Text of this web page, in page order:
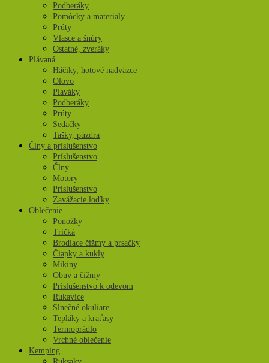
Podberáky
Pomôcky a materialy
Prúty
Vlasce a šnúry
Ostatné, zveráky
Plávaná
Háčiky, hotové nadväzce
Olovo
Plaváky
Podberáky
Prúty
Sedačky
Tašky, púzdra
Člny a príslušenstvo
Príslušenstvo
Člny
Motory
Príslušenstvo
Zavážacie loďky
Oblečenie
Ponožky
Tričká
Brodiace čižmy a prsačky
Čiapky a kukly
Mikiny
Obuv a čižmy
Príslušenstvo k odevom
Rukavice
Slnečné okuliare
Tepláky a kraťasy
Termoprádlo
Vrchné oblečenie
Kemping